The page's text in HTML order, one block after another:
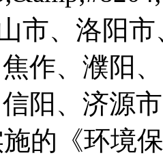
市、洛阳
作、濮阳
阳、济源
的《环境